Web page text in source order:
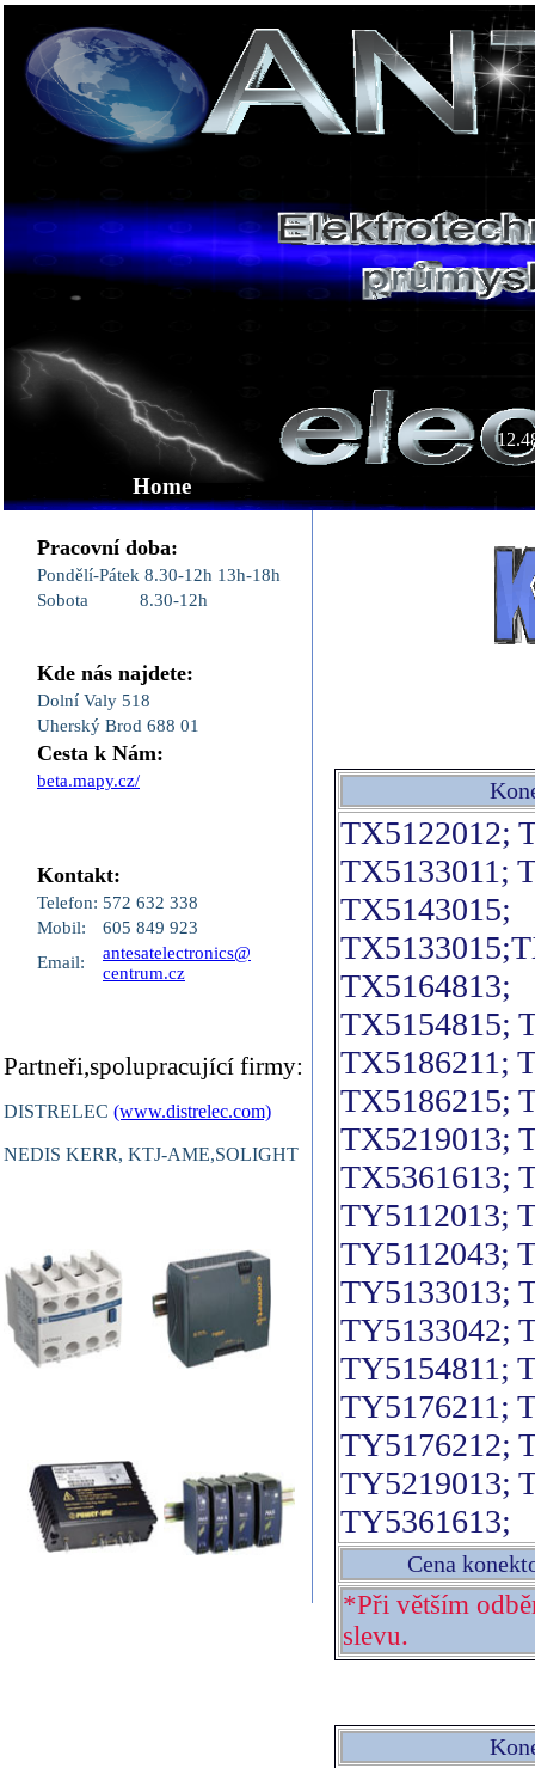
Home
Pracovní doba:
Pondělí-Pátek 8.30-12h 13h-18h
Sobota
8.30-12h
Kde nás najdete:
Dolní Valy 518
Uherský Brod 688 01
Cesta k Nám:
beta.mapy.cz/
Kontakt:
Telefon: 572 632 338
Mobil:
605 849 923
Email:
antesatelectronics@
centrum.cz
Partneři,spolupracující firmy:
DISTRELEC (www.distrelec.com)
NEDIS KERR, KTJ-AME,SOLIGHT
TX5122012;
TX5133011;
TX5143015;
TX5164813;
TX5154815;
TX5186211;
TX5186215;
TX5219013;
TX5361613;
TY5112013;
TY5112043;
TY5133013;
TY5133042;
TY5154811;
TY5176211;
TY5176212;
TY5219013;
TY5361613;
Cena
*Při větším
slevu.